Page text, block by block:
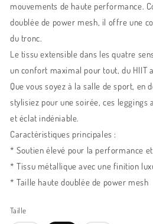
mouvements de haute performance.
doublée de power mesh, il offre une
du tronc.
Le tissu extensible dans les quatre
un confort maximal pour tout, du HIIT
Que vous soyez à la salle de sport, en
stylisiez pour une soirée, ces
et éclat indéniable.
Caractéristiques principales :
* Soutien élevé pour la performance
* Tissu métallique avec une finition
* Taille haute doublée de power mesh
Taille